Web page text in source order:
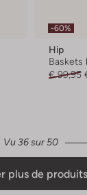
-60%
Hip
Baskets
€ 99,95
Vu 36 sur 50
plus de produits